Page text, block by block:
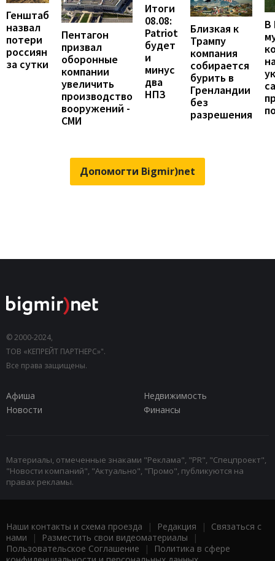
Генштаб
назвал
потери
россиян
за сутки
Пентагон
призвал
оборонные
компании
увеличить
производство
вооружений -
СМИ
Итоги
08.08:
Patriot
будет
и
минус
два
НПЗ
Близкая к
Трампу
компания
собирается
бурить в
Гренландии
без
разрешения
В
Допомогти Bigmir)net
© 2000-2024,
ТОВ «КЕПРЕЙТ ПАРТНЕРС»".
Все права защищены.
Афиша
Недвижимость
Новости
Финансы
Материалы, отмеченные знаками "Реклама", "PR", "Спецпроект",
"Новости компаний", "Актуально", "Промо", публикуются на
правах рекламы.
Наши контакты и схема проезда | Редакция | Связаться с
нами | Разместить свои видеоматериалы |
Пользовательское Соглашение |
Политика в сфере